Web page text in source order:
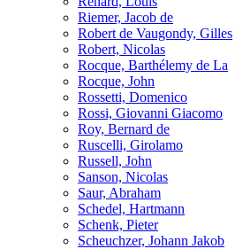
Riemer, Jacob de
Robert de Vaugondy, Gilles
Robert, Nicolas
Rocque, Barthélemy de La
Rocque, John
Rossetti, Domenico
Rossi, Giovanni Giacomo
Roy, Bernard de
Ruscelli, Girolamo
Russell, John
Sanson, Nicolas
Saur, Abraham
Schedel, Hartmann
Schenk, Pieter
Scheuchzer, Johann Jakob